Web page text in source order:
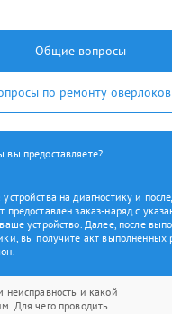
Общие вопросы
по ремонту оверлоков
вы предоставляете?
на диагностику и
предоставлен заказ-наряд с
устройство. Далее, после
вы получите акт выполненных
и какой
Для чего проводить